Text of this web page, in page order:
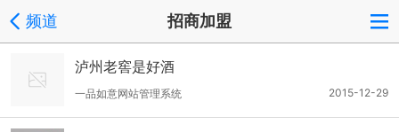
频道 招商加盟
泸州老窖是好酒
2015-12-29
一品如意网站管理系统